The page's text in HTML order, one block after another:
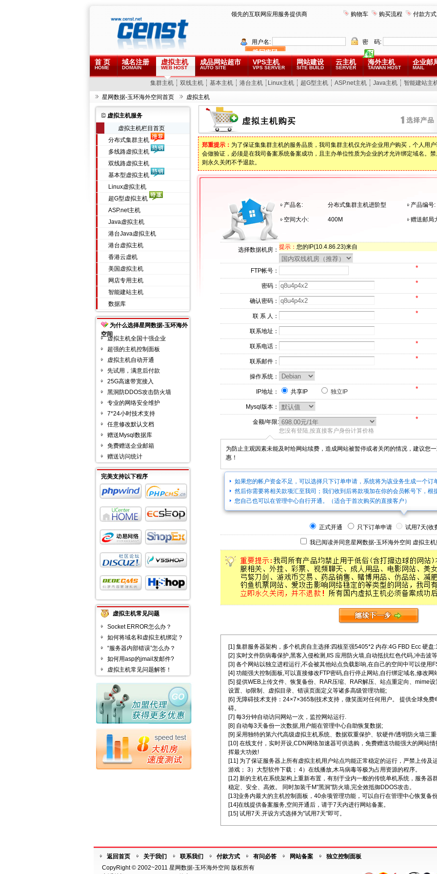
领先的互联网应用服务提供商 购物车 购买流程 付款方式
用户名: 密 码:
首 页
HOME
域名注册
DOMAIN
虚拟主机
WEB HOST
成品网站超市
AUTO SITE
VPS主机
VPS SERVER
网站建设
SITE BUILD
云主机
SERVER
海外主机
TAIWAN HOST
企业邮
MAIL
集群主机 双线主机 基本主机 港台主机 Linux主机 超G型主机 ASP.net主机 Java主机 智能建站主
星网数据-玉环海外空间首页 虚拟主机
虚拟主机服务
虚拟主机栏目首页
分布式集群主机
多线路虚拟主机
双线路虚拟主机
基本型虚拟主机
Linux虚拟主机
超G型虚拟主机
ASP.net主机
Java虚拟主机
港台Java虚拟主机
港台虚拟主机
香港云虚机
美国虚拟主机
网店专用主机
智能建站主机
数据库
为什么选择星网数据-玉环海外
空间
虚拟主机全国十强企业
超强的主机控制面板
虚拟主机自动开通
先试用，满意后付款
25G高速带宽接入
黑洞防DDOS攻击防火墙
专业的网络安全维护
7*24小时技术支持
任意修改默认文档
赠送Mysql数据库
免费赠送企业邮箱
赠送访问统计
完美支持以下程序
虚拟主机常见问题
Socket ERROR怎么办？
如何将域名和虚拟主机绑定？
“服务器内部错误”怎么办？
如何用asp的jmail发邮件?
虚拟主机常见问题解答！
郑重提示： 为了保证集集群主机的服务品质，我司集群主机仅允许企业用户购买，个人用
会做验证，必须是在我司备案系统备案成功，且主办单位性质为企业的才允许绑定域名。
则永久关闭不予退款。
产品名: 分布式集群主机进阶型 产品编号:
空间大小: 400M 赠送邮局
选择数据机房： 提示： 您的IP(10.4.86.23)来自
FTP帐号： *
密码： *
确认密码： *
联 系 人： *
联系地址：
联系电话： *
联系邮件： *
操作系统：
IP地址： 共享IP 独立IP *
Mysql版本：
金额/年限:
您没有登陆,按直接客户身份计算价格
*
为防止主观因素未能及时给网站续费，造成网站被暂停或者关闭的情况，建议您
惠！
如果您的帐户资金不足，可以选择只下订单申请，系统将为该业务生成一个订
然后你需要将相关款项汇至我司；我们收到后将款项加在你的会员帐号下，根
您自己也可以在管理中心自行开通。（适合于首次购买的直接客户）
正式开通 只下订单申请 试用7天(收
我已阅读并同意星网数据-玉环海外空间 虚拟主
[1] 集群服务器架构，多个机房自主选择:四核至强5405*2 内存:4G FBD Ecc 硬盘
[2] 实时文件防病毒保护,黑客入侵检测,IIS 应用防火墙,自动抵抗红色代码,冲击波
[3] 各个网站以独立进程运行,不会被其他站点负载影响,在自己的空间中可以使用
[4] 功能强大控制面板,可以直接修改FTP密码,自行停止网站,自行绑定域名,修改网
[5] 提供WEB上传文件、恢复备份、RAR压缩、RAR解压、站点重定向、mime
设置、ip限制、虚拟目录、错误页面定义等诸多高级管理功能;
[6] 无障碍技术支持：24×7×365制技术支持，微笑面对任何用户。 提供全球免
碍。
[7] 每3分钟自动访问网站一次，监控网站运行.
[8] 自动每3天备份一次数据,用户能在管理中心自助恢复数据;
[9] 采用独特的第六代高级虚拟主机系统、数据双重保护、软硬件/透明防火墙三
[10] 在线支付，实时开设,CDN网络加速器可供选购，免费赠送功能强大的网站
挥最大功效!
[11] 为了保证服务器上所有虚拟主机用户站点均能正常稳定的运行，严禁上传及
游戏； 3）大型软件下载； 4）在线播放,木马病毒等极为占用资源的程序。
[12] 新的主机在系统架构上重新布置，有别于业内一般的传统单机系统，服务器
稳定、安全、高效。 同时加装千M"黑洞"防火墙,完全效抵御DDOS攻击。
[13]业务内最大的主机控制面板，40余项管理功能，可以自行在管理中心恢复备份
[14]在线提供备案服务,空间开通后，请于7天内进行网站备案。
[15] 试用7天.开设方式选择为"试用7天"即可。
返回首页 关于我们 联系我们 付款方式 有问必答 网站备案
独立控制面板
CopyRight © 2002~2011 星网数据-玉环海外空间 版权所有